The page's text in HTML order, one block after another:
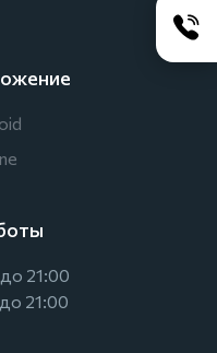
21:00
21:00